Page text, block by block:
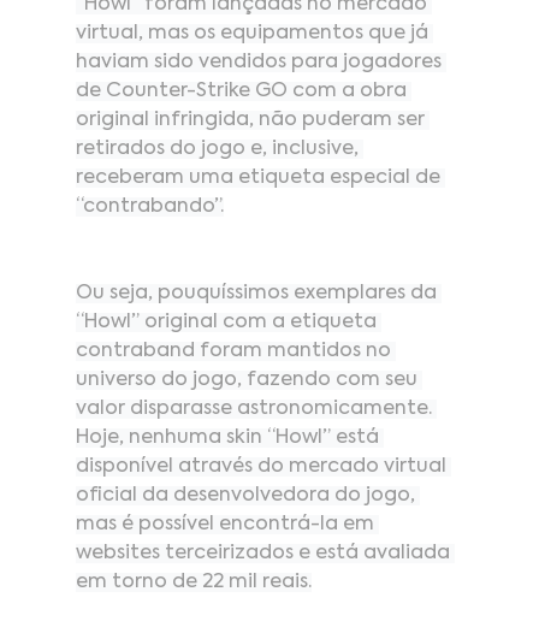
“Howl” foram lançadas no mercado
virtual, mas os equipamentos que já
haviam sido vendidos para jogadores
de Counter-Strike GO com a obra
original infringida, não puderam ser
retirados do jogo e, inclusive,
receberam uma etiqueta especial de
“contrabando”.
Ou seja, pouquíssimos exemplares da
“Howl” original com a etiqueta
contraband foram mantidos no
universo do jogo, fazendo com seu
valor disparasse astronomicamente.
Hoje, nenhuma skin “Howl” está
disponível através do mercado virtual
oficial da desenvolvedora do jogo,
mas é possível encontrá-la em
websites terceirizados e está avaliada
em torno de 22 mil reais.